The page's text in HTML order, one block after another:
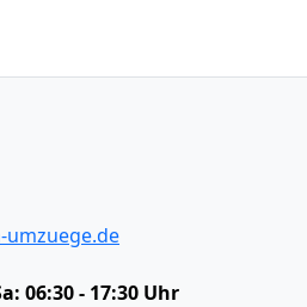
06:30 - 17:30 Uhr